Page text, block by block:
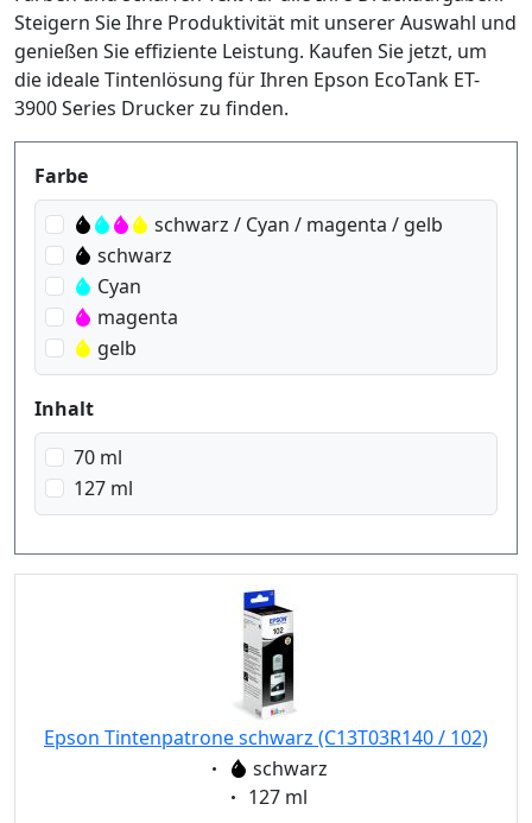
Steigern Sie Ihre Produktivität mit unserer Auswahl und
genießen Sie effiziente Leistung. Kaufen Sie jetzt, um
die ideale Tintenlösung für Ihren Epson EcoTank ET-
3900 Series Drucker zu finden.
Produktfilter
Farbe
schwarz / Cyan / magenta / gelb
schwarz
Cyan
magenta
gelb
Inhalt
70 ml
127 ml
Epson Tintenpatrone schwarz (C13T03R140 / 102)
Eigenschaft:
schwarz
Eigenschaft:
127 ml